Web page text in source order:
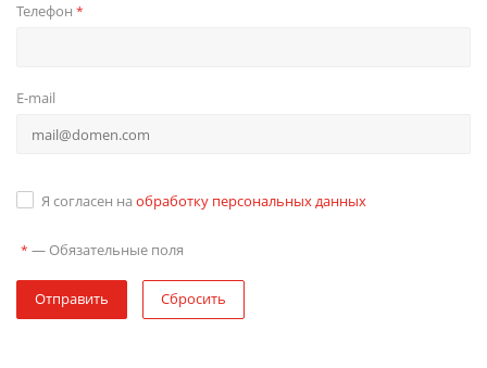
Телефон *
E-mail
Я согласен на обработку персональных данных
* — Обязательные поля
Отправить Сбросить